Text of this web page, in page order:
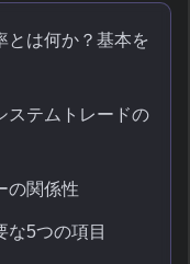
とは何か？基本を
ステムトレードの
の関係性
な5つの項目